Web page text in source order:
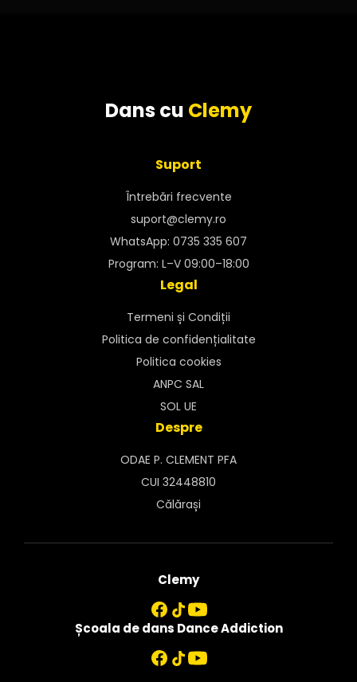
Dans cu Clemy
Suport
Întrebări frecvente
suport@clemy.ro
WhatsApp: 0735 335 607
Program: L–V 09:00–18:00
Legal
Termeni și Condiții
Politica de confidențialitate
Politica cookies
ANPC SAL
SOL UE
Despre
ODAE P. CLEMENT PFA
CUI 32448810
Călărași
Clemy
Școala de dans Dance Addiction